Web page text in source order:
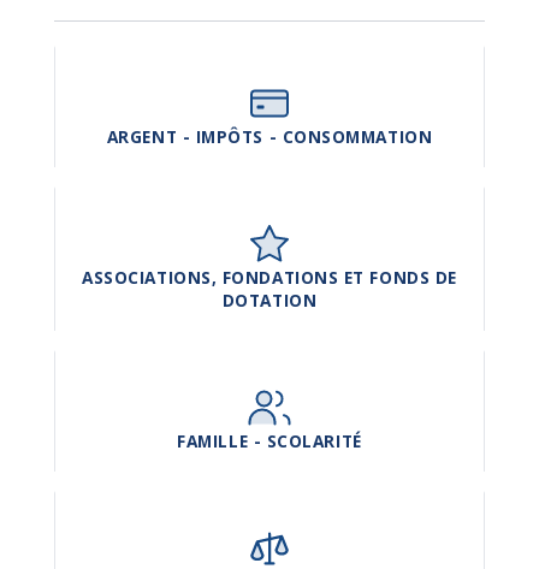
ARGENT - IMPÔTS - CONSOMMATION
ASSOCIATIONS, FONDATIONS ET FONDS DE
DOTATION
FAMILLE - SCOLARITÉ